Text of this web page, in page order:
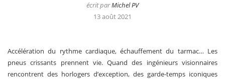
écrit parMichel PV
13 août 2021
Accélération du rythme cardiaque, échauffement du tarmac… Les
pneus crissants prennent vie. Quand des ingénieurs visionnaires
rencontrent des horlogers d’exception, des garde-temps iconiques